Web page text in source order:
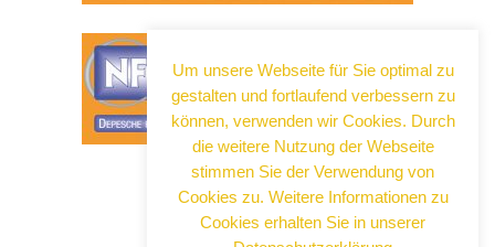
Um unsere Webseite für Sie optimal zu
gestalten und fortlaufend verbessern zu
können, verwenden wir Cookies. Durch
die weitere Nutzung der Webseite
stimmen Sie der Verwendung von
Cookies zu. Weitere Informationen zu
Cookies erhalten Sie in unserer